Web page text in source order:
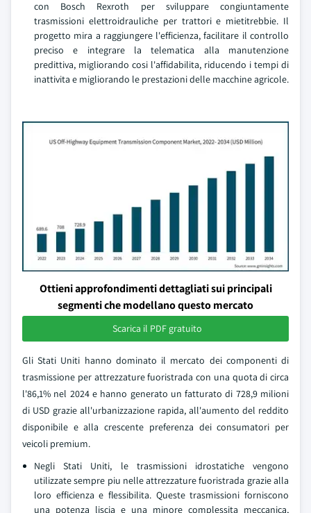
con Bosch Rexroth per sviluppare congiuntamente
trasmissioni elettroidrauliche per trattori e mietitrebbie. Il
progetto mira a raggiungere l'efficienza, facilitare il controllo
preciso e integrare la telematica alla manutenzione
predittiva, migliorando cosi l'affidabilita, riducendo i tempi di
inattivita e migliorando le prestazioni delle macchine agricole.
Ottieni approfondimenti dettagliati sui principali
segmenti che modellano questo mercato
Scarica il PDF gratuito
Gli Stati Uniti hanno dominato il mercato dei componenti di
trasmissione per attrezzature fuoristrada con una quota di circa
l'86,1% nel 2024 e hanno generato un fatturato di 728,9 milioni
di USD grazie all'urbanizzazione rapida, all'aumento del reddito
disponibile e alla crescente preferenza dei consumatori per
veicoli premium.
Negli Stati Uniti, le trasmissioni idrostatiche vengono
utilizzate sempre piu nelle attrezzature fuoristrada grazie alla
loro efficienza e flessibilita. Queste trasmissioni forniscono
una potenza liscia e una minore complessita meccanica,